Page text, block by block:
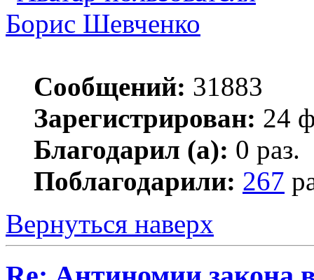
Борис Шевченко
Сообщений: 31883
Зарегистрирован: 24
Благодарил (а): 0 раз.
Поблагодарили: 267
Вернуться наверх